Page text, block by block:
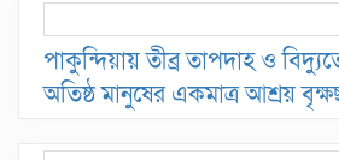
পাকুন্দিয়ায় তীব্র তাপদাহ ও
অতিষ্ঠ মানুষের একমাত্র আশ্রয়